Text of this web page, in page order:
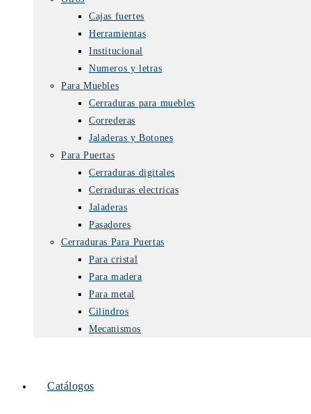
Cajas fuertes
Herramientas
Institucional
Numeros y letras
Para Muebles
Cerraduras para muebles
Correderas
Jaladeras y Botones
Para Puertas
Cerraduras digitales
Cerraduras electricas
Jaladeras
Pasadores
Cerraduras Para Puertas
Para cristal
Para madera
Para metal
Cilindros
Mecanismos
Catálogos